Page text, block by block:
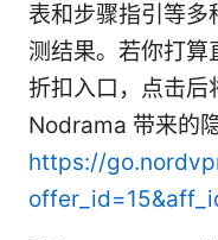
表和步骤指引等多
测结果。若你打算
折扣入口，点击后
Nodrama 带来的
https://